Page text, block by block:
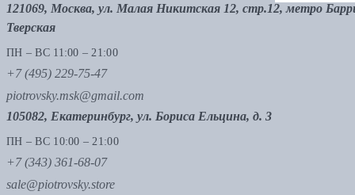
121069, Москва, ул. Малая Никитская 12, стр.12, метро
Тверская
ПН – ВС 11:00 – 21:00
+7 (495) 229-75-47
piotrovsky.msk@gmail.com
105082, Екатеринбург, ул. Бориса Ельцина, д. 3
ПН – ВС 10:00 – 21:00
+7 (343) 361-68-07
sale@piotrovsky.store